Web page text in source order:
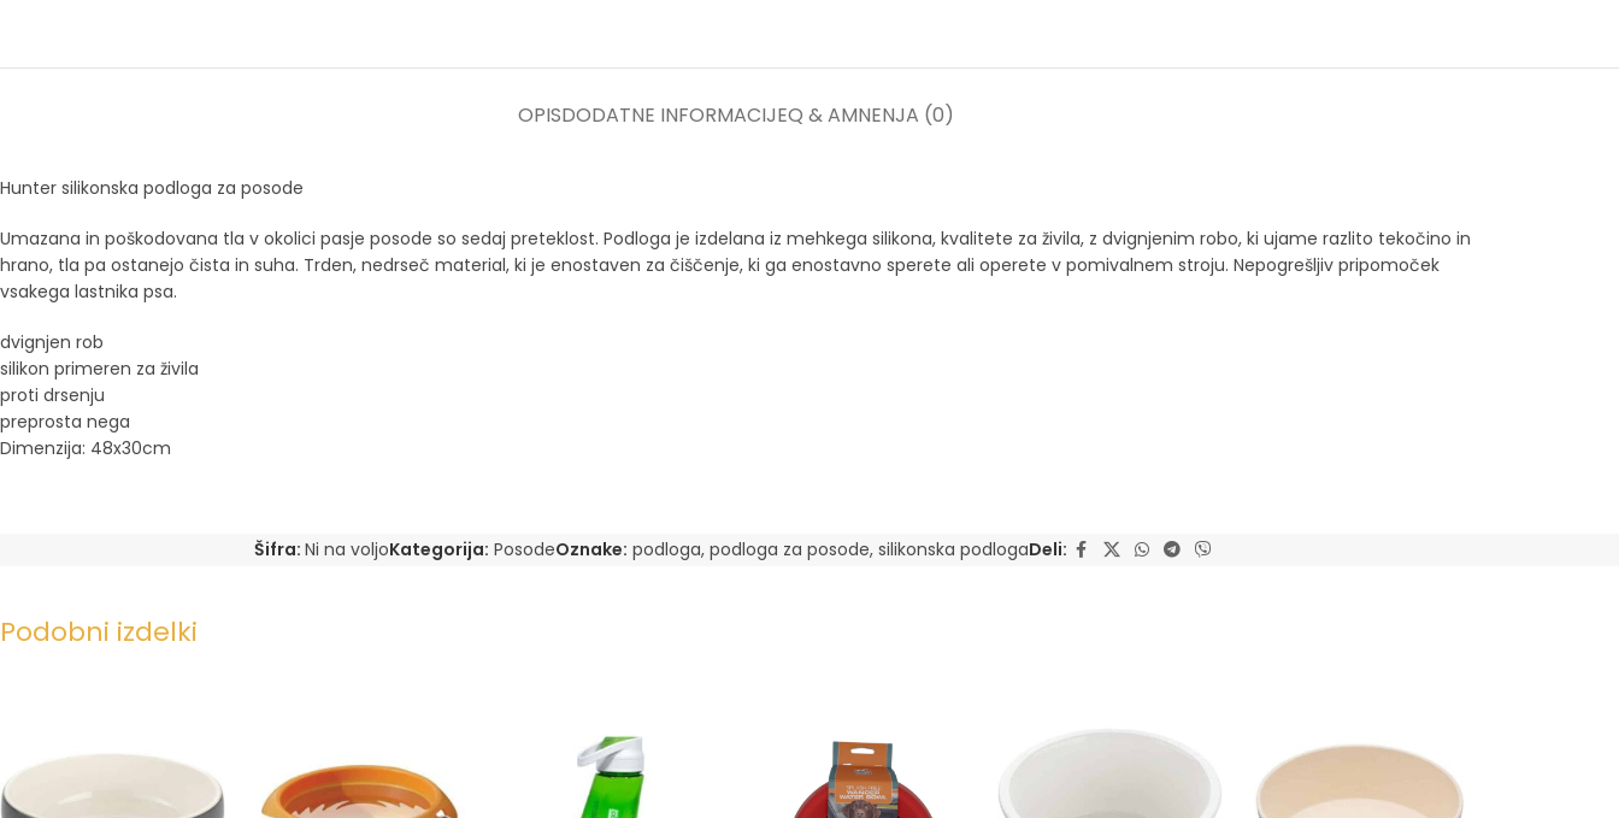
OPISDODATNE INFORMACIJEQ & AMNENJA (0)
Hunter silikonska podloga za posode
Umazana in poškodovana tla v okolici pasje posode so sedaj preteklost. Podloga je izdelana iz mehkega silikona, kvalitete za živila, z dvignjenim robo, ki ujame razlito tekočino in
hrano, tla pa ostanejo čista in suha. Trden, nedrseč material, ki je enostaven za čiščenje, ki ga enostavno sperete ali operete v pomivalnem stroju. Nepogrešljiv pripomoček
vsakega lastnika psa.
dvignjen rob
silikon primeren za živila
proti drsenju
preprosta nega
Dimenzija: 48x30cm
Šifra: Ni na voljoKategorija: PosodeOznake: podloga, podloga za posode, silikonska podlogaDeli:
Podobni izdelki